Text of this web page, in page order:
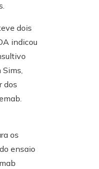
dois
indicou
Sims,
dos
os
ensaio